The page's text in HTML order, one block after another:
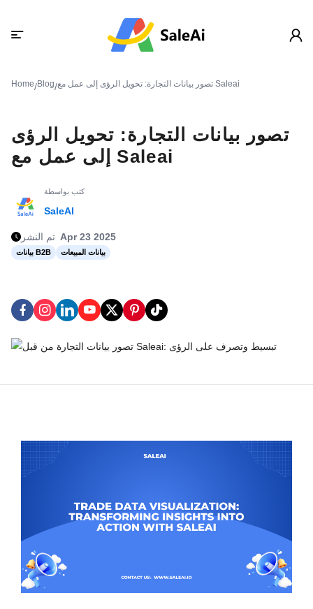
Home/Blog/ تصور بيانات التجارة: تحويل الرؤى إلى عمل مع Saleai
تصور بيانات التجارة: تحويل الرؤى
إلى عمل مع Saleai
كتب بواسطة
SaleAI
تم النشر Apr 23 2025
بيانات B2B بيانات المبيعات